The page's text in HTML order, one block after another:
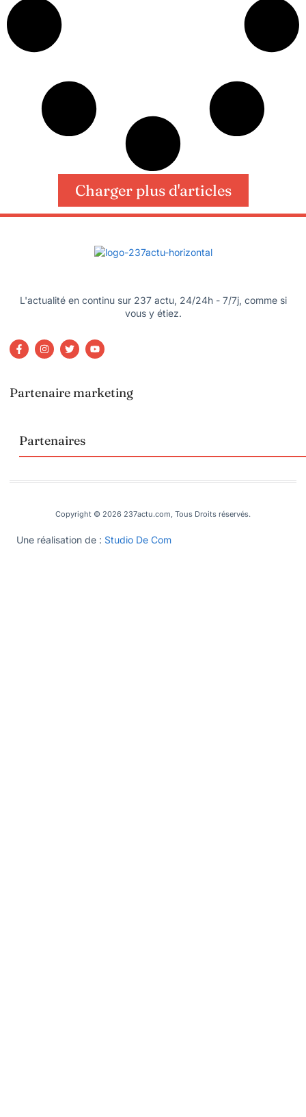
Charger plus d'articles
L'actualité en continu sur 237 actu, 24/24h - 7/7j, comme si
vous y étiez.
Partenaire marketing
Partenaires
Copyright © 2026 237actu.com, Tous Droits réservés.
Une réalisation de : Studio De Com